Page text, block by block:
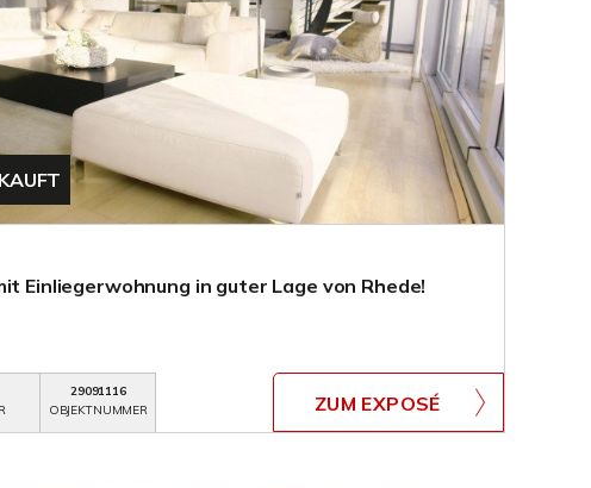
Einliegerwohnung in guter Lage von Rhede!
29091116
OBJEKTNUMMER
ZUM EXPOSÉ